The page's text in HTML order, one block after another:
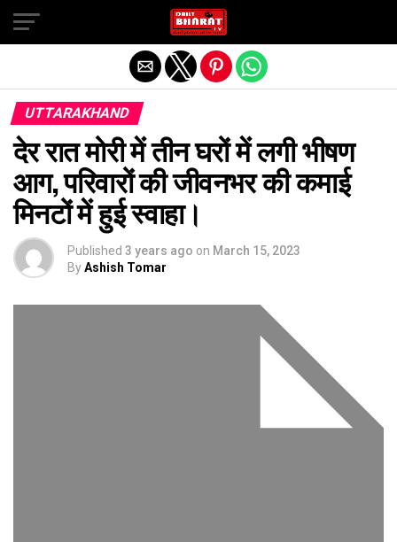
UTTARAKHAND
देर रात मोरी में तीन घरों में लगी भीषण
आग, परिवारों की जीवनभर की कमाई
मिनटों में हुई स्वाहा।
Published 3 years ago on March 15, 2023
ByAshish Tomar
Exit mobile version